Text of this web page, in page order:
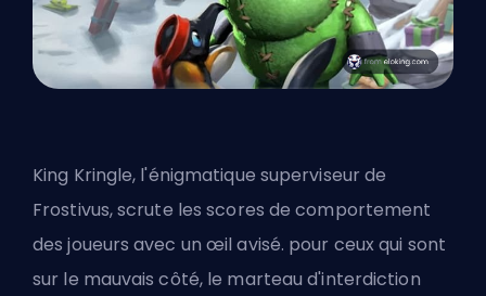
King Kringle, l'énigmatique superviseur de
Frostivus, scrute les scores de comportement
des joueurs avec un œil avisé. pour ceux qui sont
sur le mauvais côté, le marteau d'interdiction